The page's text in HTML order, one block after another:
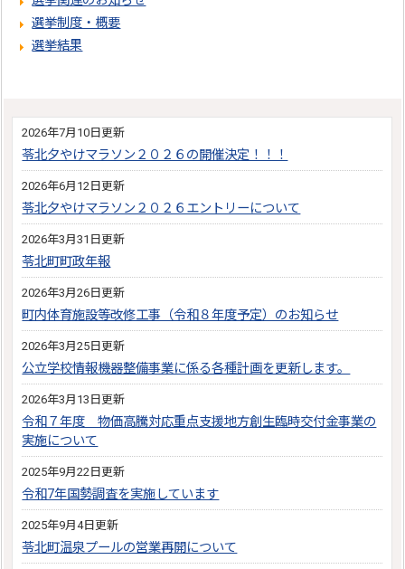
選挙制度・概要
選挙結果
2026年7月10日更新
苓北夕やけマラソン２０２６の開催決定！！！
2026年6月12日更新
苓北夕やけマラソン２０２６エントリーについて
2026年3月31日更新
苓北町町政年報
2026年3月26日更新
町内体育施設等改修工事（令和８年度予定）のお知らせ
2026年3月25日更新
公立学校情報機器整備事業に係る各種計画を更新します。
2026年3月13日更新
令和７年度 物価高騰対応重点支援地方創生臨時交付金事業の
実施について
2025年9月22日更新
令和7年国勢調査を実施しています
2025年9月4日更新
苓北町温泉プールの営業再開について